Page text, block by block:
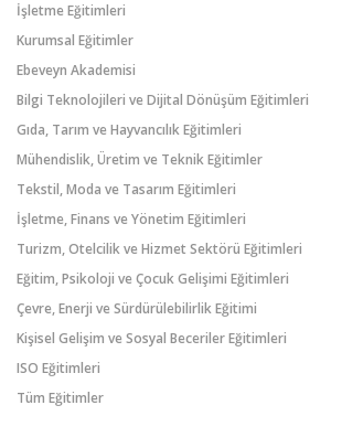
İşletme Eğitimleri
Kurumsal Eğitimler
Ebeveyn Akademisi
Bilgi Teknolojileri ve Dijital Dönüşüm Eğitimleri
Gıda, Tarım ve Hayvancılık Eğitimleri
Mühendislik, Üretim ve Teknik Eğitimler
Tekstil, Moda ve Tasarım Eğitimleri
İşletme, Finans ve Yönetim Eğitimleri
Turizm, Otelcilik ve Hizmet Sektörü Eğitimleri
Eğitim, Psikoloji ve Çocuk Gelişimi Eğitimleri
Çevre, Enerji ve Sürdürülebilirlik Eğitimi
Kişisel Gelişim ve Sosyal Beceriler Eğitimleri
ISO Eğitimleri
Tüm Eğitimler